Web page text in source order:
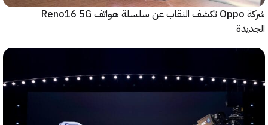
شركة Oppo تكشف النقاب عن سلسلة هواتف Reno16 5G